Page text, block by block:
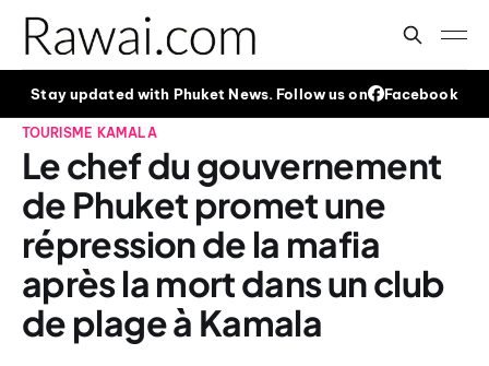
Stay updated with Phuket News. Follow us on Facebook
TOURISME KAMALA
Le chef du gouvernement
de Phuket promet une
répression de la mafia
après la mort dans un club
de plage à Kamala